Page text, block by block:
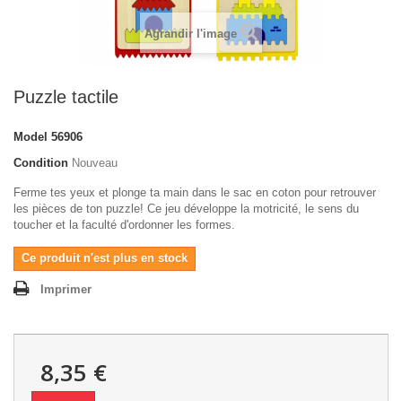
Agrandir l'image
Puzzle tactile
Model 56906
Condition Nouveau
Ferme tes yeux et plonge ta main dans le sac en coton pour retrouver
les pièces de ton puzzle! Ce jeu développe la motricité, le sens du
toucher et la faculté d'ordonner les formes.
Ce produit n'est plus en stock
Imprimer
8,35 €